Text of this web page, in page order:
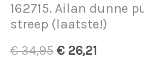
162715. Ailan dunne
streep (laatste!)
€34,95 Oorspronkelijke
€ 26,21